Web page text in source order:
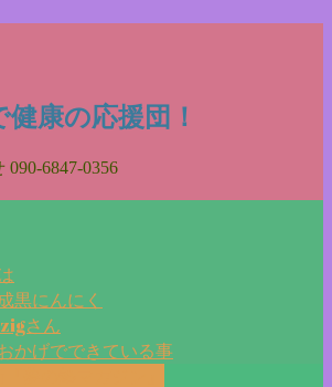
康の応援団！
090-6847-0356
黒にんにく
さん
かげでできている事